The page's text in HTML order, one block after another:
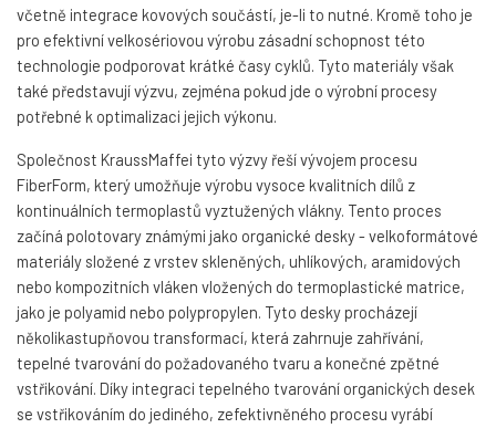
včetně integrace kovových součástí, je-li to nutné. Kromě toho je
pro efektivní velkosériovou výrobu zásadní schopnost této
technologie podporovat krátké časy cyklů. Tyto materiály však
také představují výzvu, zejména pokud jde o výrobní procesy
potřebné k optimalizaci jejich výkonu.
Společnost KraussMaffei tyto výzvy řeší vývojem procesu
FiberForm, který umožňuje výrobu vysoce kvalitních dílů z
kontinuálních termoplastů vyztužených vlákny. Tento proces
začíná polotovary známými jako organické desky - velkoformátové
materiály složené z vrstev skleněných, uhlíkových, aramidových
nebo kompozitních vláken vložených do termoplastické matrice,
jako je polyamid nebo polypropylen. Tyto desky procházejí
několikastupňovou transformací, která zahrnuje zahřívání,
tepelné tvarování do požadovaného tvaru a konečné zpětné
vstřikování. Díky integraci tepelného tvarování organických desek
se vstřikováním do jediného, zefektivněného procesu vyrábí